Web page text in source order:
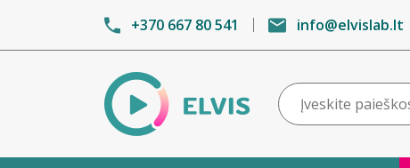
+370 667 80 541 info@elvislab.lt